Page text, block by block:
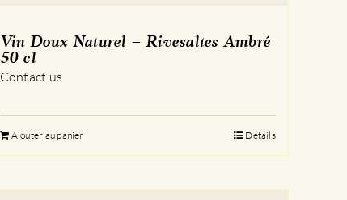
Vin Doux Naturel – Rivesaltes Ambré
50 cl
Contact us
Ajouter au panier Détails